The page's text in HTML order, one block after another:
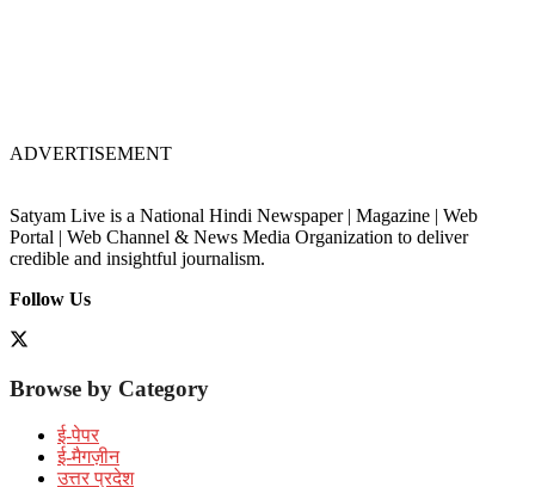
ADVERTISEMENT
Satyam Live is a National Hindi Newspaper | Magazine | Web
Portal | Web Channel & News Media Organization to deliver
credible and insightful journalism.
Follow Us
Browse by Category
ई-पेपर
ई-मैगज़ीन
उत्तर प्रदेश